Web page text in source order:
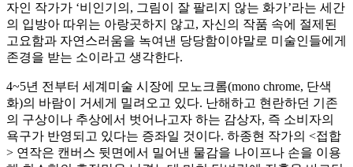
자인 작가가 ‘비인기의, 그림이 잘 팔리지 않는 화가’라는 세간
의 입방아 따위는 아랑곳하지 않고, 자신의 작품 속에 절제된
고요함과 자연스러움을 녹여낸 당당함이야말로 미술인들에게
존경을 받는 소이라고 생각한다.
4~5년 전부터 세계미술 시장에 모노크롬(mono chrome, 단색
화)의 바람이 거세게 밀려오고 있다. 난해하고 현란하던 기존
의 구상이나 추상에서 벗어나고자 하는 감상자, 즉 소비자의
욕구가 반영되고 있다는 증좌일 것이다. 하종현 작가의 <접합
> 연작은 캔버스 뒷면에서 밀어낸 물감을 나이프나 손을 이용